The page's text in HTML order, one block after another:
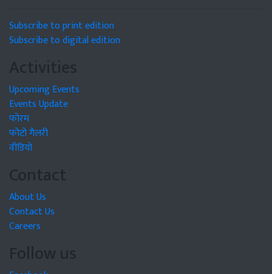
Subscribe to print edition
Subscribe to digital edition
Activities
Upcoming Events
Events Update
फोरम
फोटो गैलरी
वीडियो
Contact
About Us
Contact Us
Careers
Follow us